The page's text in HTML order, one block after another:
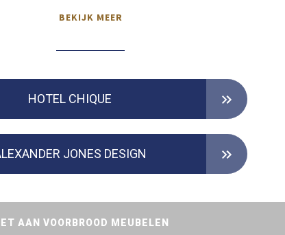
BEKIJK MEER
HOTEL CHIQUE
JONES DESIGN
AAN VOORBROOD MEUBELEN